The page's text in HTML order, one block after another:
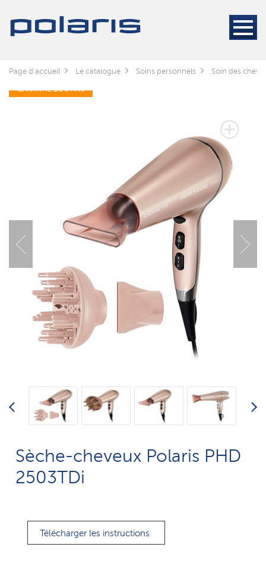
Page d'accueil Le catalogue Soins personnels Soin des
GARANTIE DE 3 ANS
Sèche-cheveux Polaris PHD
2503TDi
Télécharger les instructions